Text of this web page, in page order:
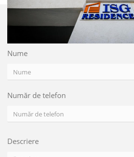
Nume
Număr de telefon
Descriere